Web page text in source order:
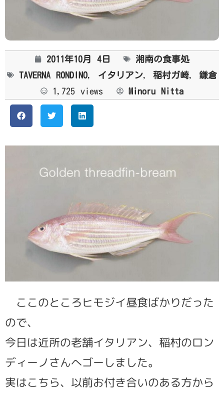
2011年10月 4日
湘南の食事処
TAVERNA RONDINO, イタリアン, 稲村ガ崎, 鎌倉
1,725 views
Minoru Nitta
ここのところヒモジイ昼食ばかりだった
ので、
今日は近所の老舗イタリアン、稲村のロン
ディーノさんへゴーしました。
実はこちら、以前お付き合いのある方から